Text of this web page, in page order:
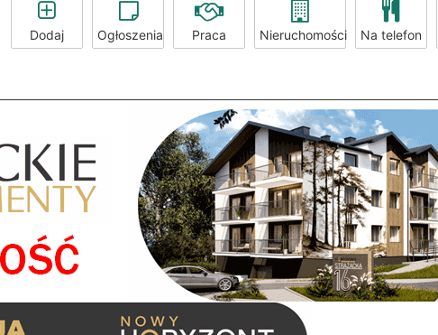
Dodaj Ogłoszenia Praca Nieruchomości Na telefon